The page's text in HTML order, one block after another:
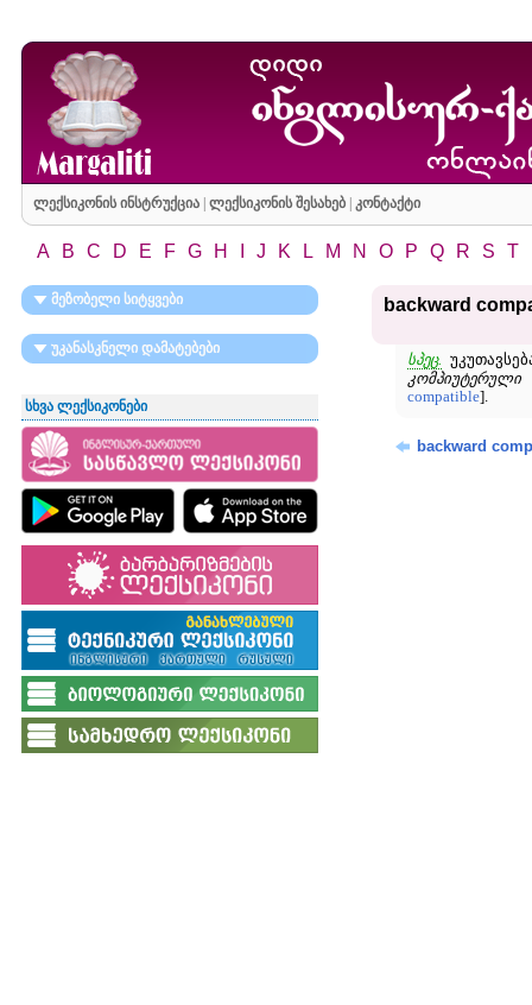
ლექსიკონის ინსტრუქცია| ლექსიკონის შესახებ| კონტაქტი
A B C D E F G H J K L M N O P Q R S T
მეზობელი სიტყვები
უკანასკნელი დამატებები
სხვა ლექსიკონები
backward
სპეც.
კომპიუტერული
compatible].
backward